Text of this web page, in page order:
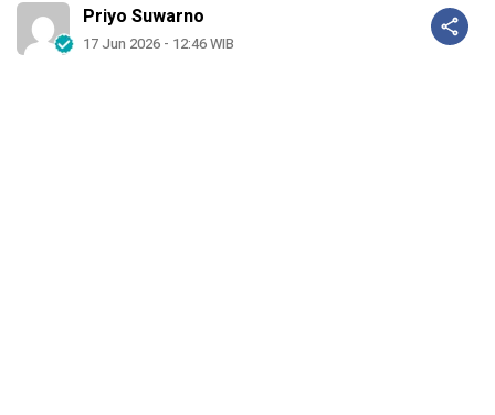
Priyo Suwarno
17 Jun 2026 - 12:46 WIB